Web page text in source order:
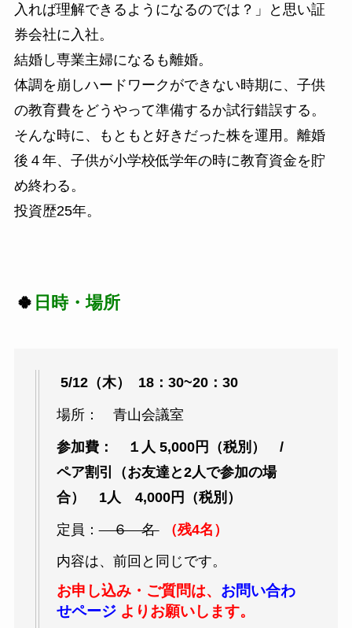
入れば理解できるようになるのでは？」と思い証
券会社に入社。
結婚し専業主婦になるも離婚。
体調を崩しハードワークができない時期に、子供
の教育費をどうやって準備するか試行錯誤する。
そんな時に、もともと好きだった株を運用。離婚
後４年、子供が小学校低学年の時に教育資金を貯
め終わる。
投資歴25年。
🍀 日時・場所
5/12（木） 18：30~20：30
場所： 青山会議室
参加費： １人 5,000円（税別） /
ペア割引（お友達と2人で参加の場
合） 1人 4,000円（税別）
定員：６ 名 （残4名）
内容は、前回と同じです。
お申し込み・ご質問は、 お問い合わ
せページよりお願いします。